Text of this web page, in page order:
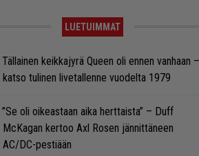
LUETUIMMAT
Tällainen keikkajyrä Queen oli ennen vanhaan –
katso tulinen livetallenne vuodelta 1979
”Se oli oikeastaan aika herttaista” – Duff
McKagan kertoo Axl Rosen jännittäneen
AC/DC-pestiään